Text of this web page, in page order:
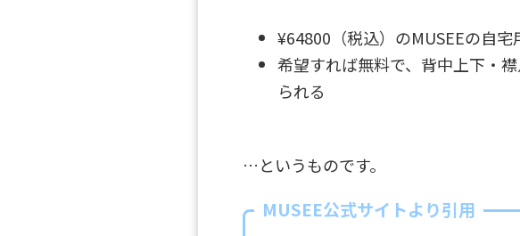
¥64800（税込）のMUSEEの自
希望すれば無料で、背中上下・
られる
…というものです。
MUSEE公式サイトより引用